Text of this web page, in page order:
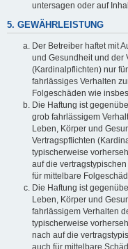
untersagen oder auf
5. GEWÄHRLEISTUNG
Der Betreiber haftet mit
und Gesundheit und der
(Kardinalpflichten) nur
fahrlässiges Verhalten
Folgeschäden wie
Die Haftung ist
grob fahrlässigem
Leben, Körper und
Vertragspflichten
typischerweise
auf die
für mittelbare
Die Haftung ist
Leben, Körper und
fahrlässigem Verhalten
typischerweise
nach auf die
auch für mittelbare